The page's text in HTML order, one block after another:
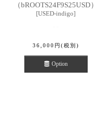
（bROOTS24F9S25USD）
[USED-indigo]
36,000 円 (税別)
Option